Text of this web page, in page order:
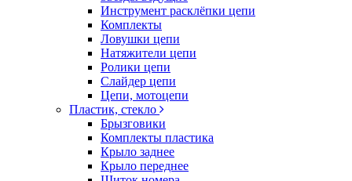
Инструмент расклёпки цепи
Комплекты
Ловушки цепи
Натяжители цепи
Ролики цепи
Слайдер цепи
Цепи, мотоцепи
Пластик, стекло
Брызговики
Комплекты пластика
Крыло заднее
Крыло переднее